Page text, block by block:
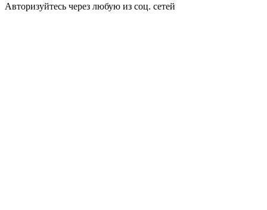
Авторизуйтесь через любую из соц. сетей